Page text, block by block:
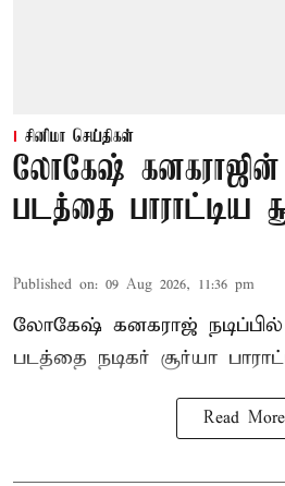
சினிமா செய்திகள்
லோகேஷ் கனகராஜின்
படத்தை பாராட்டிய
Published on: 09 Aug 2026, 11:36 pm
லோகேஷ் கனகராஜ் நடிப்பில்
படத்தை நடிகர் சூர்யா
Read More